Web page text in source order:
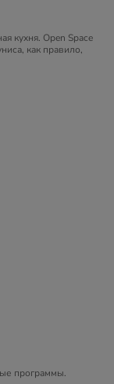
кухня. Open Space
как правило,
программы.